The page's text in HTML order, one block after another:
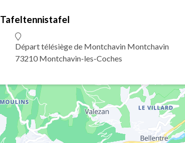
Tafeltennistafel
Départ télésiège de Montchavin Montchavin
73210 Montchavin-les-Coches